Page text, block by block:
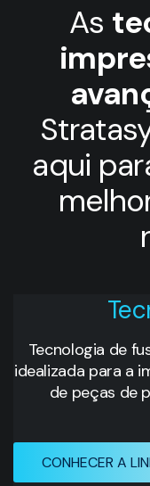
As
aqui
Tecnologia de
idealizada para a
de peças de
CONHECER A